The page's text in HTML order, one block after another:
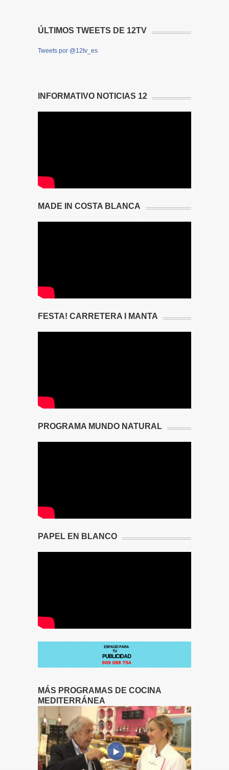
ÚLTIMOS TWEETS DE 12TV
Tweets por @12tv_es
INFORMATIVO NOTICIAS 12
MADE IN COSTA BLANCA
FESTA! CARRETERA I MANTA
PROGRAMA MUNDO NATURAL
PAPEL EN BLANCO
MÁS PROGRAMAS DE COCINA
MEDITERRÁNEA